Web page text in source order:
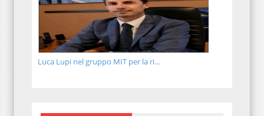
Luca Lupi nel gruppo MIT per la ri...